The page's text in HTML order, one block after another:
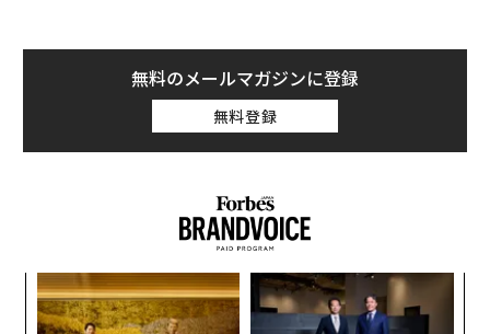
無料のメールマガジンに登録
無料登録